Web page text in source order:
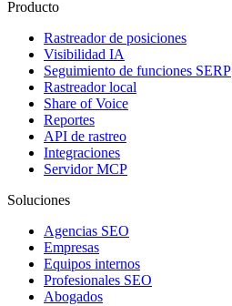
Producto
Rastreador de posiciones
Visibilidad IA
Seguimiento de funciones SERP
Rastreador local
Share of Voice
Reportes
API de rastreo
Integraciones
Servidor MCP
Soluciones
Agencias SEO
Empresas
Equipos internos
Profesionales SEO
Abogados